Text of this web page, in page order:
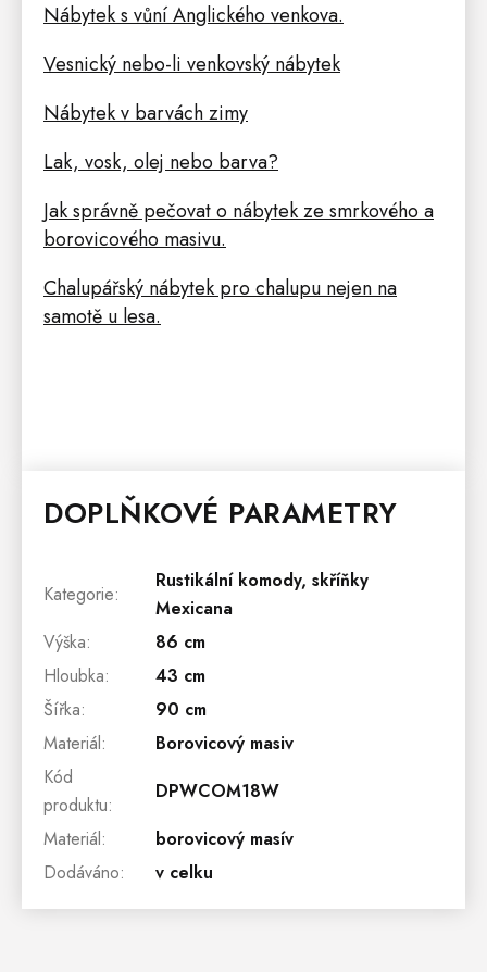
Nábytek s vůní Anglického venkova.
Vesnický nebo-li venkovský nábytek
Nábytek v barvách zimy
Lak, vosk, olej nebo barva?
Jak správně pečovat o nábytek ze smrkového a
borovicového masivu.
Chalupářský nábytek pro chalupu nejen na
samotě u lesa.
DOPLŇKOVÉ PARAMETRY
Kategorie:
Rustikální komody, skříňky
Mexicana
Výška:
86 cm
Hloubka:
43 cm
Šířka:
90 cm
Materiál:
Borovicový masiv
Kód
produktu:
DPWCOM18W
Materiál:
borovicový masív
Dodáváno: v celku